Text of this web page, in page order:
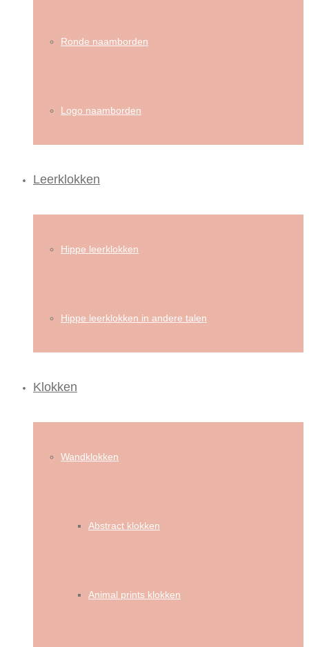
Ronde naamborden
Logo naamborden
Leerklokken
Hippe leerklokken
Hippe leerklokken in andere talen
Klokken
Wandklokken
Abstract klokken
Animal prints klokken